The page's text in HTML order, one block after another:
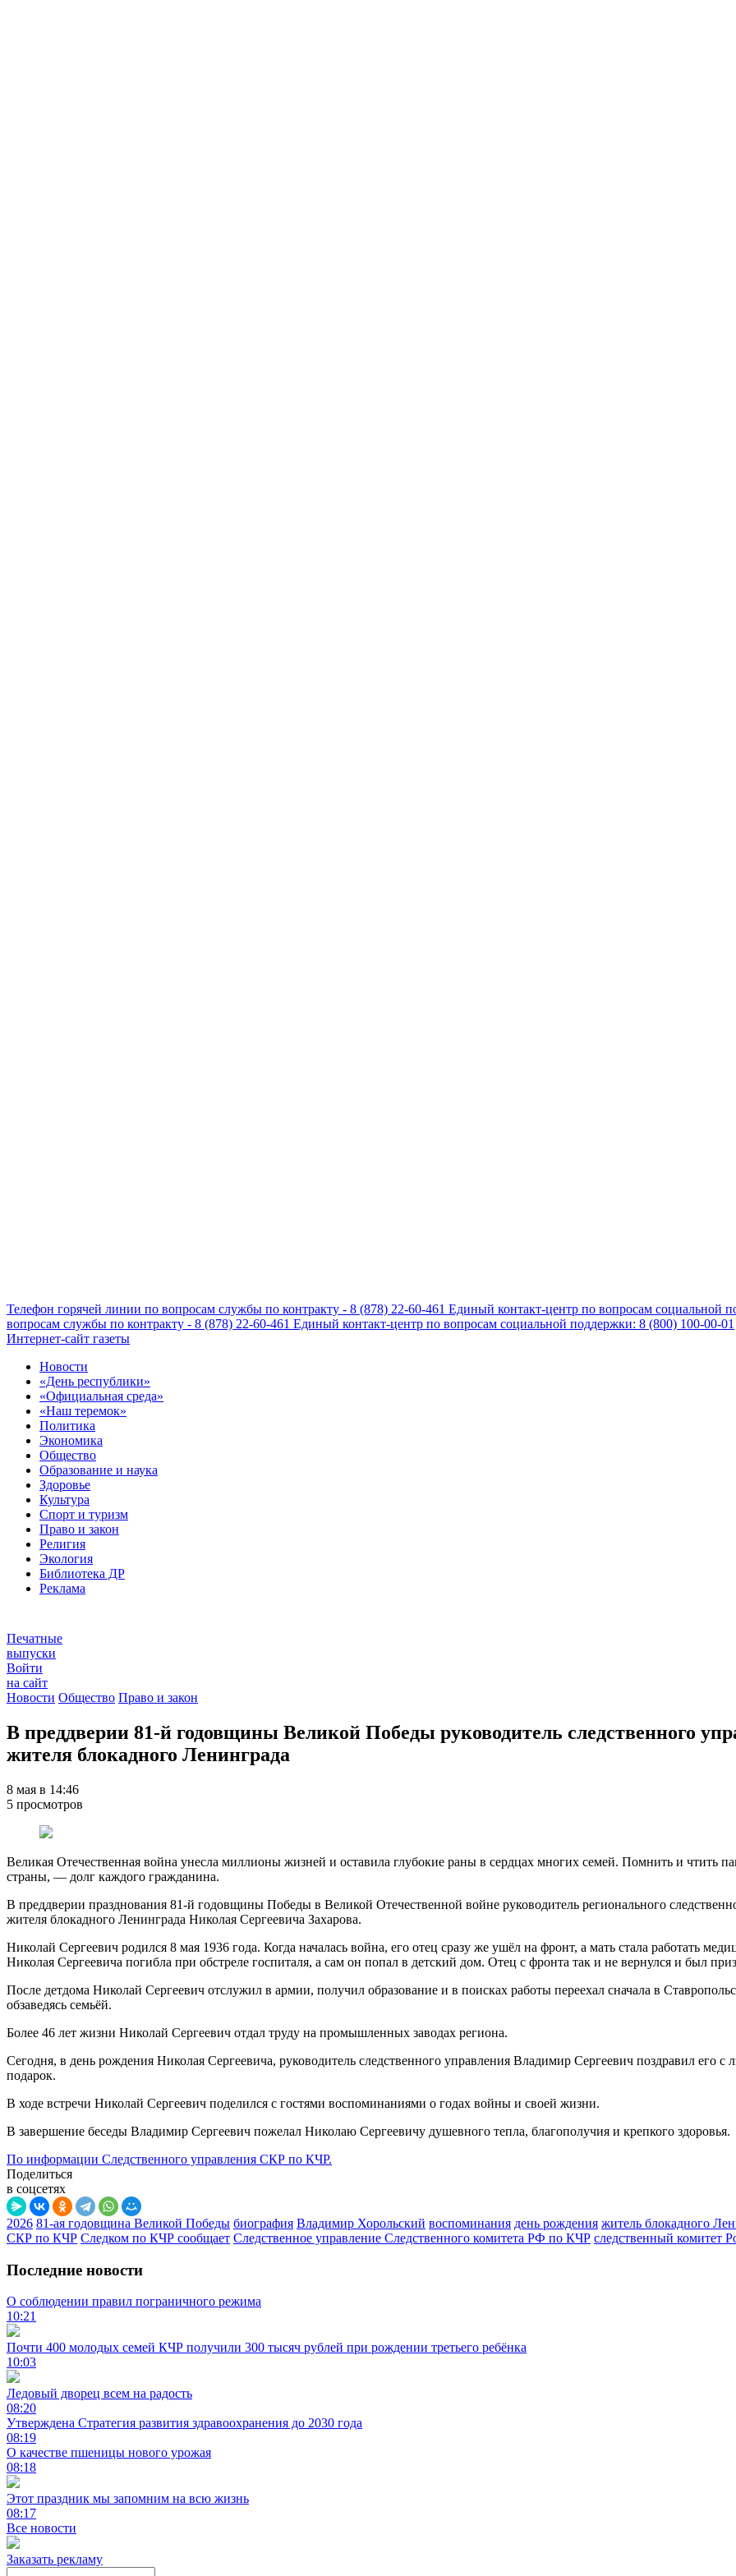
Телефон горячей линии по вопросам службы по контракту - 8 (878) 22-60-461 Единый контакт-центр по вопросам социальной
вопросам службы по контракту - 8 (878) 22-60-461 Единый контакт-центр по вопросам социальной поддержки: 8 (800) 100-00-01
Интернет-сайт газеты
Новости
«День республики»
«Официальная среда»
«Наш теремок»
Политика
Экономика
Общество
Образование и наука
Здоровье
Культура
Спорт и туризм
Право и закон
Религия
Экология
Библиотека ДР
Реклама
Печатные
выпуски
Войти
на сайт
Новости Общество Право и закон
В преддверии 81-й годовщины Великой Победы руководитель следственного
жителя блокадного Ленинграда
8 мая в 14:46
5 просмотров
Великая Отечественная война унесла миллионы жизней и оставила глубокие раны в сердцах многих семей. Помнить и чтить
страны, — долг каждого гражданина.
В преддверии празднования 81-й годовщины Победы в Великой Отечественной войне руководитель регионального
жителя блокадного Ленинграда Николая Сергеевича Захарова.
Николай Сергеевич родился 8 мая 1936 года. Когда началась война, его отец сразу же ушёл на фронт, а мать стала работать
Николая Сергеевича погибла при обстреле госпиталя, а сам он попал в детский дом. Отец с фронта так и не вернулся и был
После детдома Николай Сергеевич отслужил в армии, получил образование и в поисках работы переехал сначала в
обзаведясь семьёй.
Более 46 лет жизни Николай Сергеевич отдал труду на промышленных заводах региона.
Сегодня, в день рождения Николая Сергеевича, руководитель следственного управления Владимир Сергеевич поздравил
подарок.
В ходе встречи Николай Сергеевич поделился с гостями воспоминаниями о годах войны и своей жизни.
В завершение беседы Владимир Сергеевич пожелал Николаю Сергеевичу душевного тепла, благополучия и крепкого здоровья.
По информации Следственного управления СКР по КЧР.
Поделиться
в соцсетях
2026 81-ая годовщина Великой Победы биография Владимир Хорольский воспоминания день рождения житель блокадного
СКР по КЧР Следком по КЧР сообщает Следственное управление Следственного комитета РФ по КЧР следственный комитет
Последние новости
О соблюдении правил пограничного режима
10:21
Почти 400 молодых семей КЧР получили 300 тысяч рублей при рождении третьего ребёнка
10:03
Ледовый дворец всем на радость
08:20
Утверждена Стратегия развития здравоохранения до 2030 года
08:19
О качестве пшеницы нового урожая
08:18
Этот праздник мы запомним на всю жизнь
08:17
Все новости
Заказать рекламу